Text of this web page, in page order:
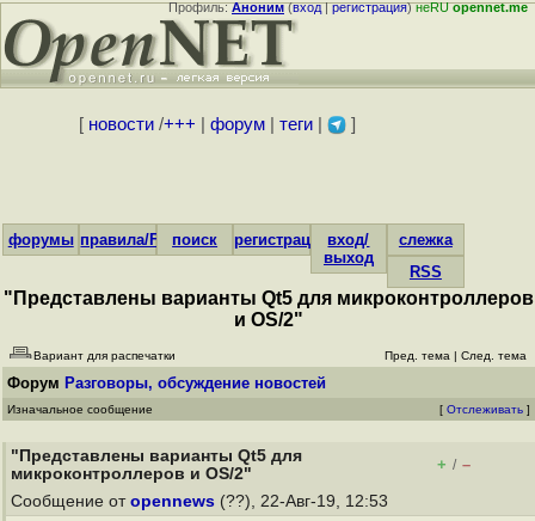
Профиль:Аноним(вход|регистрация)неRUopennet.me
[ новости/+++ форум| теги| ]
форумы правила/FAQпоиск регистрациявход/
выход
слежка
RSS
"Представлены варианты Qt5 для микроконтроллеров
и OS/2"
Вариант для распечатки Пред. тема | След. тема
Форум Разговоры, обсуждение новостей
Изначальное сообщение [ Отслеживать ]
"Представлены варианты Qt5 для
микроконтроллеров и OS/2"
+ / –
Сообщение от opennews (??), 22-Авг-19, 12:53